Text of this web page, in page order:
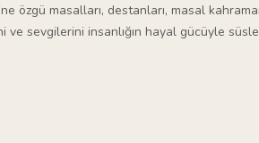
özgü masalları, destanları, masal
ve sevgilerini insanlığın hayal gücüyle